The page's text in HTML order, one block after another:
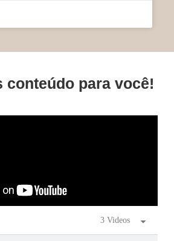
conteúdo para você!
3 Videos